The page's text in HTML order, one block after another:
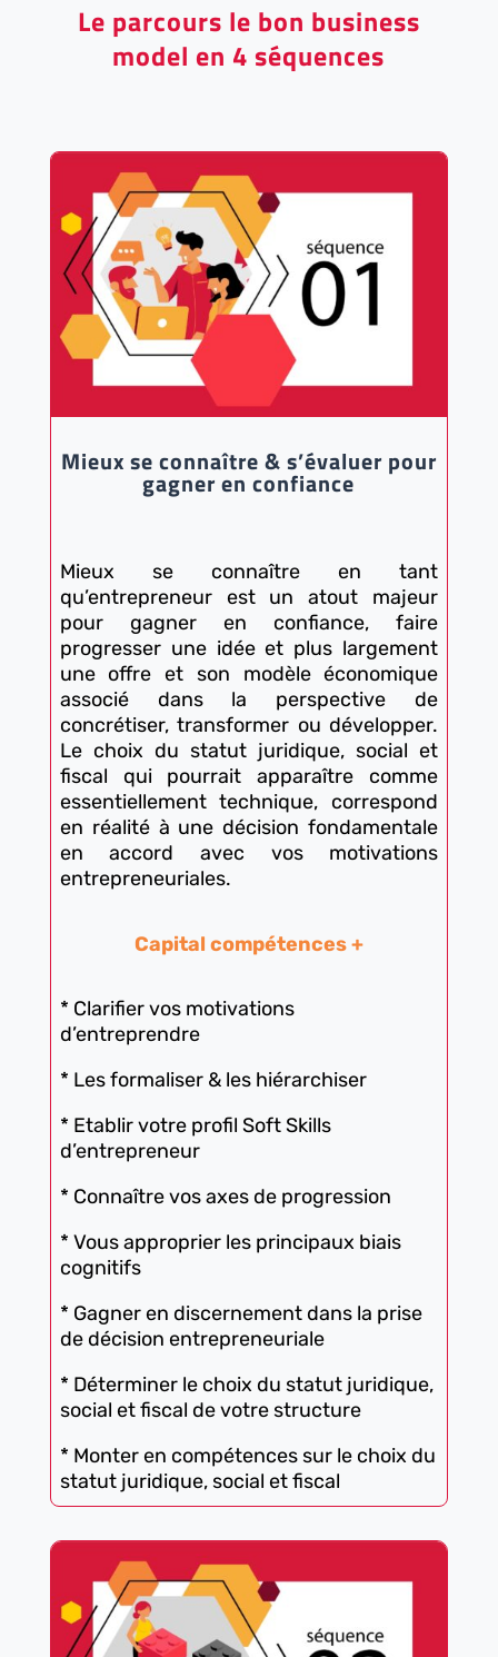
Le parcours le bon business
model en 4 séquences
Mieux se connaître & s’évaluer pour
gagner en confiance
Mieux se connaître en tant
qu’entrepreneur est un atout majeur
pour gagner en confiance, faire
progresser une idée et plus largement
une offre et son modèle économique
associé dans la perspective de
concrétiser, transformer ou développer.
Le choix du statut juridique, social et
fiscal qui pourrait apparaître comme
essentiellement technique, correspond
en réalité à une décision fondamentale
en accord avec vos motivations
entrepreneuriales.
Capital compétences +
* Clarifier vos motivations
d’entreprendre
* Les formaliser & les hiérarchiser
* Etablir votre profil Soft Skills
d’entrepreneur
* Connaître vos axes de progression
* Vous approprier les principaux biais
cognitifs
* Gagner en discernement dans la prise
de décision entrepreneuriale
* Déterminer le choix du statut juridique,
social et fiscal de votre structure
* Monter en compétences sur le choix du
statut juridique, social et fiscal